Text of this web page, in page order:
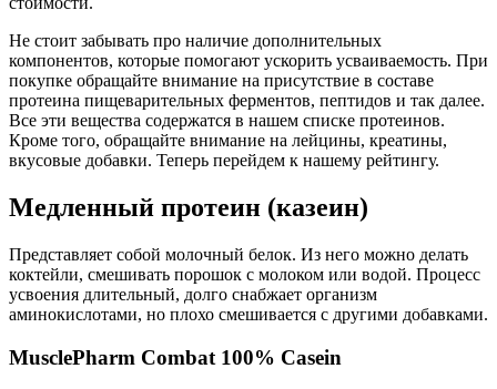
Не стоит забывать про наличие дополнительных
компонентов, которые помогают ускорить усваиваемость. При
покупке обращайте внимание на присутствие в составе
протеина пищеварительных ферментов, пептидов и так далее.
Все эти вещества содержатся в нашем списке протеинов.
Кроме того, обращайте внимание на лейцины, креатины,
вкусовые добавки. Теперь перейдем к нашему рейтингу.
Медленный протеин (казеин)
Представляет собой молочный белок. Из него можно делать
коктейли, смешивать порошок с молоком или водой. Процесс
усвоения длительный, долго снабжает организм
аминокислотами, но плохо смешивается с другими добавками.
MusclePharm Combat 100% Casein